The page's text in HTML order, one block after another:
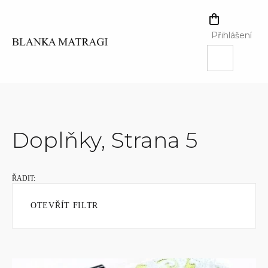
NÁKUPNÍ
KOŠÍK
Přihlášení
Doplňky, Strana 5
OTEVŘÍT FILTR